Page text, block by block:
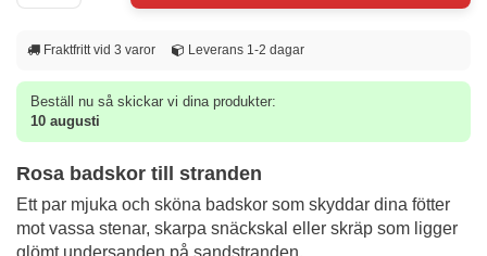
Fraktfritt vid 3 varor Leverans 1-2 dagar
Beställ nu så skickar vi dina produkter:
10 augusti
Rosa badskor till stranden
Ett par mjuka och sköna badskor som skyddar dina fötter
mot vassa stenar, skarpa snäckskal eller skräp som ligger
glömt undersanden på sandstranden.